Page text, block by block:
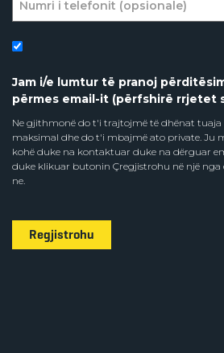
Jam i/e lumtur të pranoj
përmes email-it (përfshirë rrjetet
Ne gjithmonë do t'i trajtojmë të dhënat tuaja
maksimal dhe do t'i mbajmë ato private. Ju
kohë duke na kontaktuar duke na dërguar
duke klikuar butonin Çregjistrohu në një
ne.
Regjistrohu